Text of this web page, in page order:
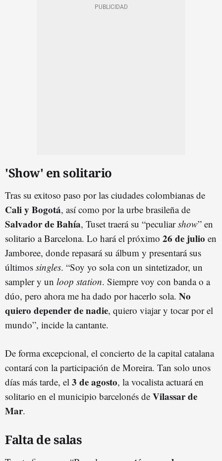
'Show' en solitario
Tras su exitoso paso por las ciudades colombianas de
Cali y Bogotá, así como por la urbe brasileña de
Salvador de Bahía, Tuset traerá su “peculiarshow” en
solitario a Barcelona. Lo hará el próximo 26 de julio en
Jamboree, donde repasará su álbum y presentará sus
últimos singles. “Soy yo sola con un sintetizador, un
sampler y un loop station. Siempre voy con banda o a
dúo, pero ahora me ha dado por hacerlo sola. No
quiero depender de nadie, quiero viajar y tocar por el
mundo”, incide la cantante.
De forma excepcional, el concierto de la capital catalana
contará con la participación de Moreira. Tan solo unos
días más tarde, el 3 de agosto, la vocalista actuará en
solitario en el municipio barcelonés de Vilassar de
Mar.
Falta de salas